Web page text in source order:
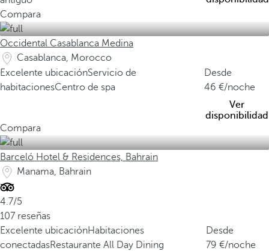
Compara
Occidental Casablanca Medina
Casablanca, Morocco
Excelente ubicaciónServicio de
habitacionesCentro de spa
Desde
46
/noche
Ver
disponibilidad
Compara
Barceló Hotel & Residences, Bahrain
Manama, Bahrain
4.7/5
107 reseñas
Excelente ubicaciónHabitaciones
conectadasRestaurante All Day Dining
Desde
79
/noche